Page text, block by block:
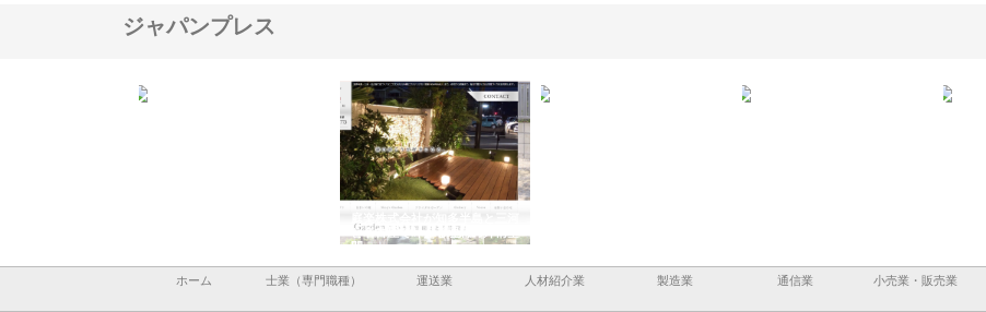
ジャパンプレス
と名古屋で叶える理想の外構空
間
ホーム 士業（専門職種） 運送業 人材紹介業 製造業 通信業 小売業・販売業